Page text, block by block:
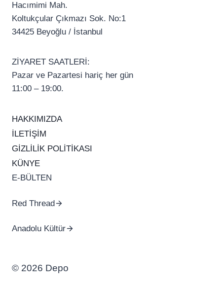
Hacımimi Mah.
Koltukçular Çıkmazı Sok. No:1
34425 Beyoğlu / İstanbul
ZİYARET SAATLERİ:
Pazar ve Pazartesi hariç her gün
11:00 – 19:00.
HAKKIMIZDA
İLETİŞİM
GİZLİLİK POLİTİKASI
KÜNYE
E-BÜLTEN
Red Thread
Anadolu Kültür
© 2026 Depo